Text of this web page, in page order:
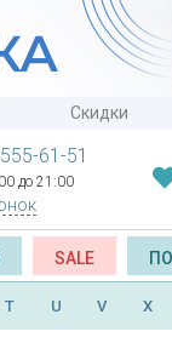
Скидки
61-51
до 21:00
SALE
T U V X